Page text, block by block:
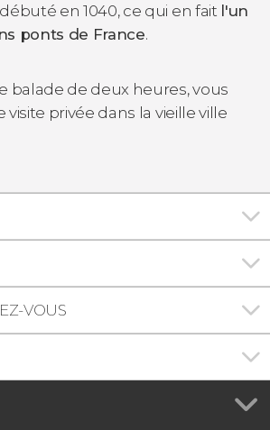
en 1040, ce qui en fait l'un
ponts de France.
balade de deux heures, vous
privée dans la vieille ville
VOUS